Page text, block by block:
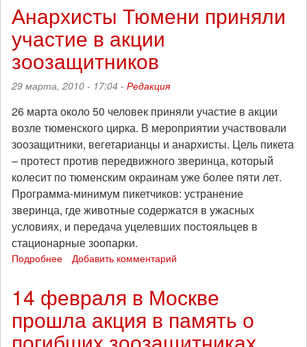
Байкал
Утриш!
Анархисты Тюмени приняли
участие в акции
зоозащитников
29 марта, 2010 - 17:04 - Редакция
26 марта около 50 человек приняли участие в акции
возле тюменского цирка. В мероприятии участвовали
зоозащитники, вегетарианцы и анархисты. Цель пикета
– протест против передвижного зверинца, который
колесит по тюменским окраинам уже более пяти лет.
Программа-минимум пикетчиков: устранение
зверинца, где животные содержатся в ужасных
условиях, и передача уцелевших постояльцев в
стационарные зоопарки.
Подробнее
приняли
участие
в
акции
Добавить комментарий
14 февраля в Москве
прошла акция в память о